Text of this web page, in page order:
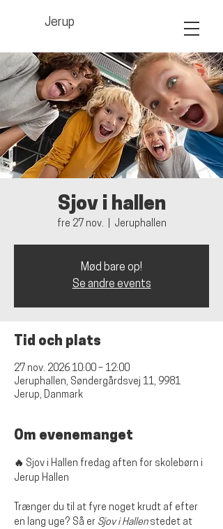
Jerup
Sjov i hallen
fre 27 nov. Jeruphallen
Mød bare op!
Se andre events
Tid och plats
27 nov. 2026 10:00 – 12:00
Jeruphallen, Søndergårdsvej 11, 9981
Jerup, Danmark
Om evenemanget
🔥 Sjov i Hallen fredag aften for skolebørn i
Jerup Hallen
Trænger du til at fyre noget krudt af efter
en lang uge? Så er Sjov i Hallen stedet at